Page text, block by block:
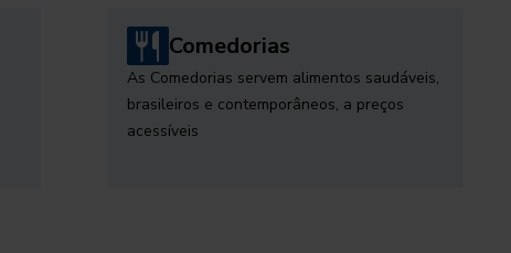
Comedorias
As Comedorias servem alimentos saudáveis,
brasileiros e contemporâneos, a preços
acessíveis